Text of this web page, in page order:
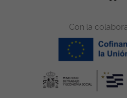
Con la